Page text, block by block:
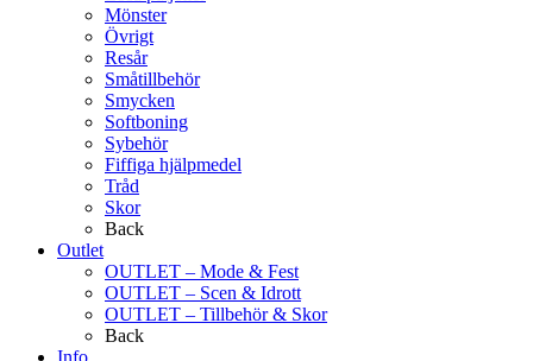
Mönster
Övrigt
Resår
Småtillbehör
Smycken
Softboning
Sybehör
Fiffiga hjälpmedel
Tråd
Skor
Back
Outlet
OUTLET – Mode & Fest
OUTLET – Scen & Idrott
OUTLET – Tillbehör & Skor
Back
Info